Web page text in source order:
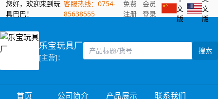
您好，欢迎来到玩
具巴巴！
客服热线：0754-
85638555
免费
注册
会员
登录
文
版
文
版
乐宝玩具厂
[主营]：
搜索
首页 公司简介 产品展示 联系我们